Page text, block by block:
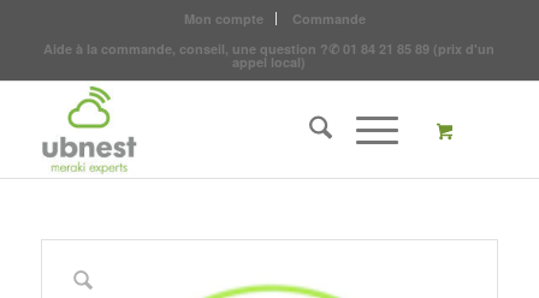
Mon compte
Commande
Aide à la commande, conseil, une question ?✆ 01 84 21 85 89 (prix d'un
appel local)